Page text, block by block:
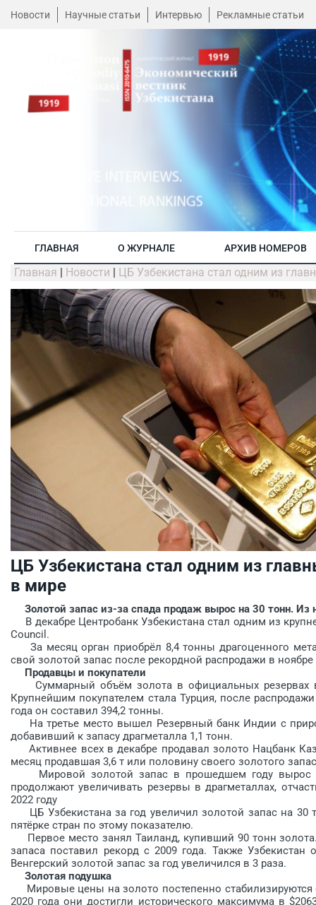
Новости Научные статьи Интервью Рекламные статьи
ГЛАВНАЯ О ЖУРНАЛЕ АРХИВ НОМЕРОВ
Главная | Новости | ЦБ Узбекистана стал одним из
ЦБ Узбекистана стал одним из
в мире
Золотой запас из-за спада продаж вырос на 30 тонн. Из
В декабре Центробанк Узбекистана стал одним из
Council.
За месяц орган приобрёл 8,4 тонны драгоценного
свой золотой запас после рекордной распродажи в
Продавцы и покупатели
Суммарный объём золота в официальных
Крупнейшим покупателем стала Турция, после
года он составил 394,2 тонны.
На третье место вышел Резервный банк Индии с
добавивший к запасу драгметалла 1,1 тонн.
Активнее всех в декабре продавал золото Нацбанк
месяц продавшая 3,6 т или половину своего золотого
Мировой золотой запас в прошедшем году вырос
продолжают увеличивать резервы в драгметаллах,
2022 году
ЦБ Узбекистана за год увеличил золотой запас на
пятёрке стран по этому показателю.
Первое место занял Таиланд, купивший 90 тонн
запаса поставил рекорд с 2009 года. Также
Венгерский золотой запас за год увеличился в 3 раза.
Золотая подушка
Мировые цены на золото постепенно
2020 года они достигли исторического максимума в